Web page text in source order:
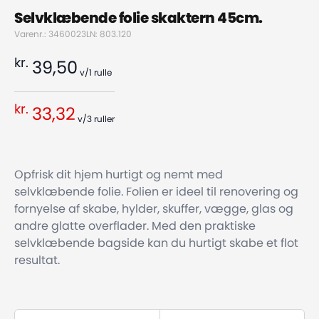
Selvklæbende folie skaktern 45cm.
Varenr.: 3460023LN: 803.120
kr. 39,50 v/1 rulle
kr. 33,32 v/3 ruller
Opfrisk dit hjem hurtigt og nemt med
selvklæbende folie. Folien er ideel til renovering og
fornyelse af skabe, hylder, skuffer, vægge, glas og
andre glatte overflader. Med den praktiske
selvklæbende bagside kan du hurtigt skabe et flot
resultat.